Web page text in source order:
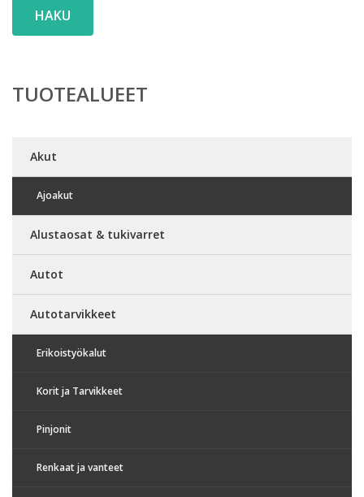
HAKU
TUOTEALUEET
Akut
Ajoakut
Alustaosat & tukivarret
Autot
Autotarvikkeet
Erikoistyökalut
Korit ja Tarvikkeet
Pinjonit
Renkaat ja vanteet